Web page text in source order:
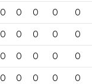
0 0 0 0 0
0 0 0 0 0
0 0 0 0 0
0 0 0 0 0